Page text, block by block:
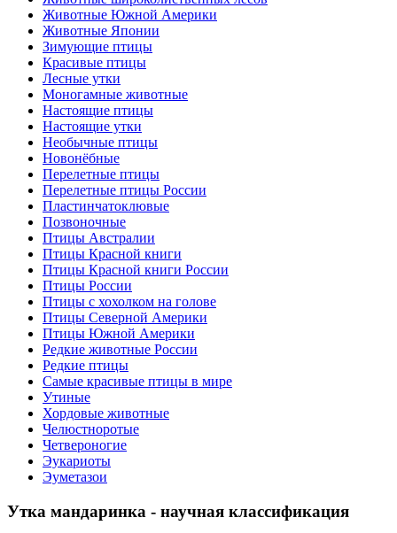
Животные Южной Америки
Животные Японии
Зимующие птицы
Красивые птицы
Лесные утки
Моногамные животные
Настоящие птицы
Настоящие утки
Необычные птицы
Новонёбные
Перелетные птицы
Перелетные птицы России
Пластинчатоклювые
Позвоночные
Птицы Австралии
Птицы Красной книги
Птицы Красной книги России
Птицы России
Птицы с хохолком на голове
Птицы Северной Америки
Птицы Южной Америки
Редкие животные России
Редкие птицы
Самые красивые птицы в мире
Утиные
Хордовые животные
Челюстноротые
Четвероногие
Эукариоты
Эуметазои
Утка мандаринка - научная классификация